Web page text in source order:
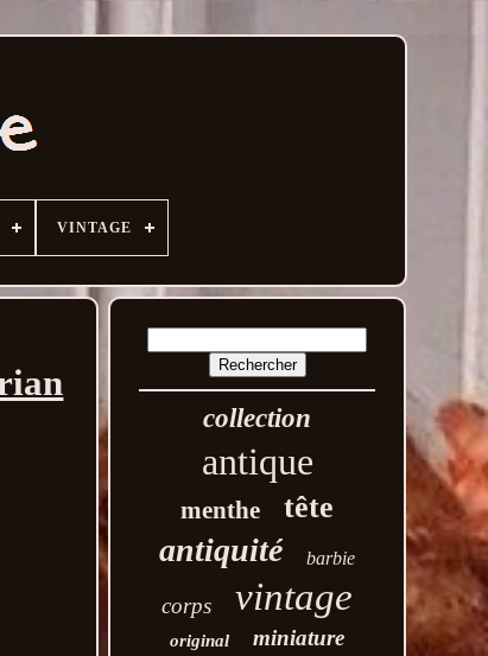
VINTAGE
collection
antique
menthe tête
antiquité barbie
corps vintage
original miniature